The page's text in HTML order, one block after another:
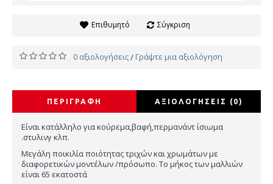
Επιθυμητό Σύγκριση
0 αξιολογήσεις/Γράψτε μια αξιολόγηση
ΠΕΡΙΓΡΑΦΉ ΑΞΙΟΛΟΓΉΣΕΙΣ (0)
Είναι κατάλληλο για κούρεμα,βαφή,περμανάντ ίσιωμα
.στυλινγ κλπ.
Μεγάλη ποικιλία ποιότητας τριχών και χρωμάτων με
διαφορετικών μοντέλων /πρόσωπο. Το μήκος των μαλλιών
είναι 65 εκατοστά